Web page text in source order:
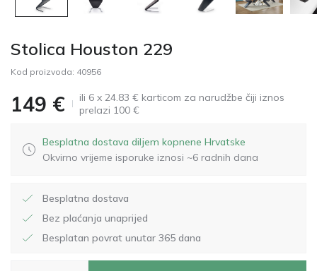
Stolica Houston 229
Kod proizvoda: 40956
149 €
ili 6 x 24.83 € karticom za narudžbe čiji iznos
prelazi 100 €
Besplatna dostava diljem kopnene Hrvatske
Okvirno vrijeme isporuke iznosi ~6 radnih dana
Besplatna dostava
Bez plaćanja unaprijed
Besplatan povrat unutar 365 dana